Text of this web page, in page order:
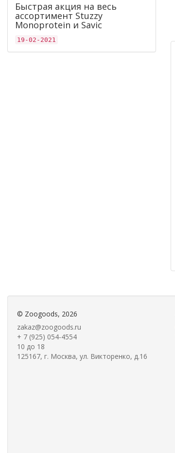
Быстрая акция на весь
ассортимент Stuzzy
Monoprotein и Savic
19-02-2021
© Zoogoods, 2026
zakaz@zoogoods.ru
+ 7 (925) 054-4554
10 до 18
125167, г. Москва, ул. Викторенко, д.16